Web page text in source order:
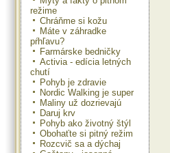
režime
Chráňme si kožu
Máte v záhradke
pŕhľavu?
Farmárske bedničky
Activia - edícia letných
chutí
Pohyb je zdravie
Nordic Walking je super
Maliny už dozrievajú
Daruj krv
Pohyb ako životný štýl
Obohaťte si pitný režim
Rozcvič sa a dýchaj